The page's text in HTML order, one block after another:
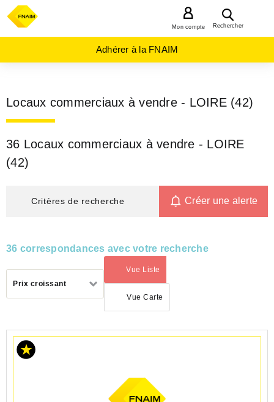
Rechercher
Mon compte
Adhérer à la FNAIM
Locaux commerciaux à vendre - LOIRE (42)
36 Locaux commerciaux à vendre - LOIRE
(42)
Critères de recherche Créer une alerte
36 correspondances avec votre recherche
Prix croissant
Vue Liste
(activé)
Vue Carte
ACHAT
LOCAL
COMMERCIAL